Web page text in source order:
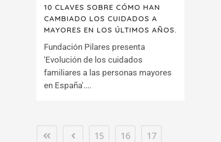
10 CLAVES SOBRE CÓMO HAN
CAMBIADO LOS CUIDADOS A
MAYORES EN LOS ÚLTIMOS AÑOS.
Fundación Pilares presenta
'Evolución de los cuidados
familiares a las personas mayores
en España'....
15 16
17